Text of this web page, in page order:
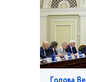
Голова